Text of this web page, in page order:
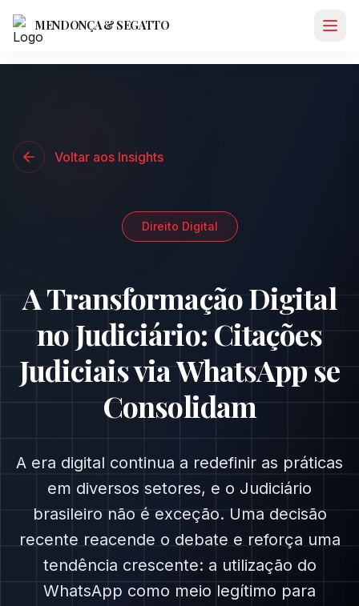
MENDONÇA & SEGATTO
Voltar aos Insights
Direito Digital
A Transformação Digital
no Judiciário: Citações
Judiciais via WhatsApp se
Consolidam
A era digital continua a redefinir as práticas
em diversos setores, e o Judiciário
brasileiro não é exceção. Uma decisão
recente reacende o debate e reforça uma
tendência crescente: a utilização do
WhatsApp como meio legítimo para